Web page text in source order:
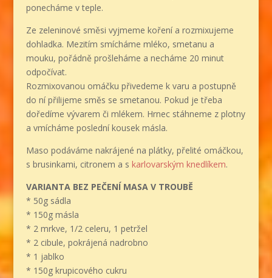
ponecháme v teple.
Ze zeleninové směsi vyjmeme koření a rozmixujeme
dohladka. Mezitím smícháme mléko, smetanu a
mouku, pořádně prošleháme a necháme 20 minut
odpočívat.
Rozmixovanou omáčku přivedeme k varu a postupně
do ní přilijeme směs se smetanou. Pokud je třeba
doředíme vývarem či mlékem. Hrnec stáhneme z plotny
a vmícháme poslední kousek másla.
Maso podáváme nakrájené na plátky, přelité omáčkou,
s brusinkami, citronem a s karlovarským knedlíkem.
VARIANTA BEZ PEČENÍ MASA V TROUBĚ
* 50g sádla
* 150g másla
* 2 mrkve, 1/2 celeru, 1 petržel
* 2 cibule, pokrájená nadrobno
* 1 jablko
* 150g krupicového cukru